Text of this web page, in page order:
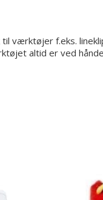
værktøjer f.eks.
altid er ved